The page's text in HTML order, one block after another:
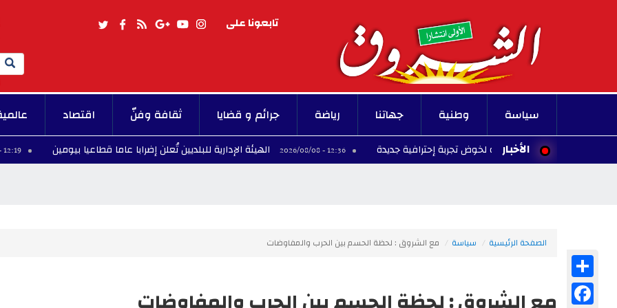
تابعونا على
Search
سياسة وطنية جهاتنا رياضة جرائم و قضايا ثقافة وفنّ اقتصاد
الأخبار
الوطني في طريقه لخوض تجربة إحترافية جديدة 12:36 - 2026/08/08 الهيئة الإدارية للبلديين تُعلن إضرابا عاما قطاعيا بيومين 12:19 - 2026/08/08
الصفحة الرئيسية سياسة مع الشروق : لحظة الحسم بين الحرب والمفاوضات
Facebook